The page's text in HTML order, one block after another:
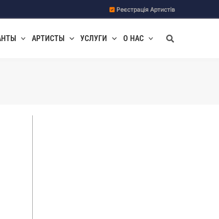
Реєстрація Артистів
АРТИСТЫ УСЛУГИ О НАС Поиск